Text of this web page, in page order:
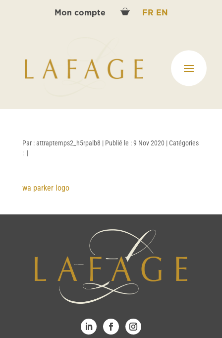
Mon compte FR EN
Par :attraptemps2_h5rpalb8 | Publié le : 9 Nov 2020 | Catégories
: |
wa parker logo